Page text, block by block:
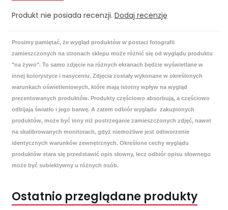
Produkt nie posiada recenzji. Dodaj recenzję
Prosimy pamiętać, że wygląd produktów w postaci fotografii
zamieszczonych na stronach sklepu może różnić się od wyglądu produktu
"na żywo". To samo zdjęcie na różnych ekranach będzie wyświetlane w
innej kolorystyce i nasyceniu. Zdjęcia zostały wykonane w określonych
warunkach oświetleniowych, które mają istotny wpływ na wygląd
prezentowanych produktów. Produkty częściowo absorbują, a częściowo
odbijają światło i jego barwę. A zatem odbiór wyglądu zakupionych
produktów, może być inny niż postrzeganie zamieszczonych zdjęć, nawet
na skalibrowanych monitorach, gdyż niemożliwe jest odtworzenie
identycznych warunków zewnętrznych. Określone cechy wyglądu
produktów stara się przedstawić opis słowny, lecz odbiór opisu słownego
może być subiektywny u różnych osób.
Ostatnio przeglądane produkty